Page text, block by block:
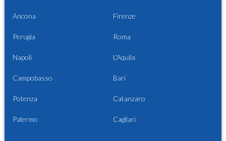
Ancona Firenze
Perugia Roma
Napoli L'Aquila
Campobasso Bari
Potenza Catanzaro
Palermo Cagliari